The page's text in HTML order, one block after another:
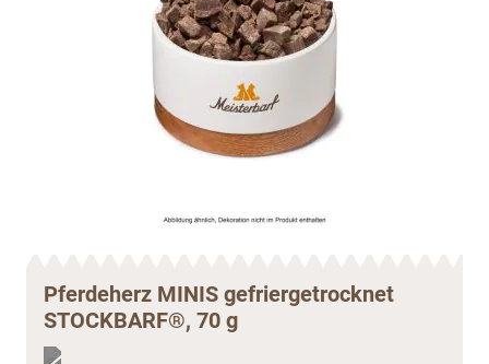
Pferdeherz MINIS gefriergetrocknet
STOCKBARF®, 70 g